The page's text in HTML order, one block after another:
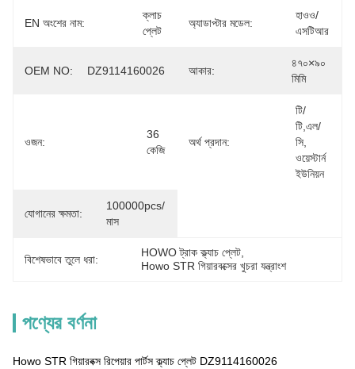
EN অংশের নাম:
ক্লাচ
প্লেট
অ্যাডাপ্টার মডেল:
হাওও/
এসটিআর
OEM NO: DZ9114160026 আকার:
৪৭০×৯০
মিমি
ওজন:
36
কেজি
অর্থ প্রদান:
টি/
টি,এল/
সি,
ওয়েস্টার্ন
ইউনিয়ন
যোগানের ক্ষমতা:
100000pcs/
মাস
বিশেষভাবে তুলে ধরা:
HOWO ট্রাক ক্ল্যাচ প্লেট
Howo STR গিয়ারবক্সের খুচরা যন্ত্রাংশ
পণ্যের বর্ণনা
Howo STR গিয়ারবক্স রিপেয়ার পার্টস ক্ল্যাচ প্লেট DZ9114160026